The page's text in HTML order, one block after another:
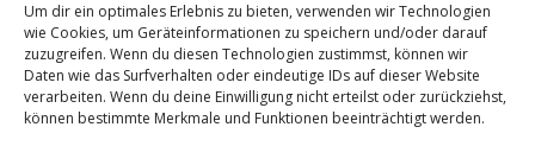
Um dir ein optimales Erlebnis zu bieten, verwenden wir Technologien
wie Cookies, um Geräteinformationen zu speichern und/oder darauf
zuzugreifen. Wenn du diesen Technologien zustimmst, können wir
Daten wie das Surfverhalten oder eindeutige IDs auf dieser Website
verarbeiten. Wenn du deine Einwilligung nicht erteilst oder zurückziehst,
können bestimmte Merkmale und Funktionen beeinträchtigt werden.
Zum Seitenanfang
Mobil Desktop